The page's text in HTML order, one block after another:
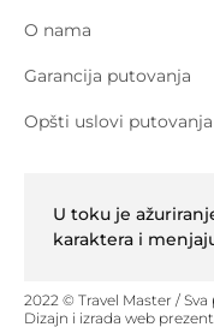
O nama
Garancija putovanja
Opšti uslovi putovanja
U toku je
karaktera i
2022 © Travel Master / Sva
Dizajn i izrada web